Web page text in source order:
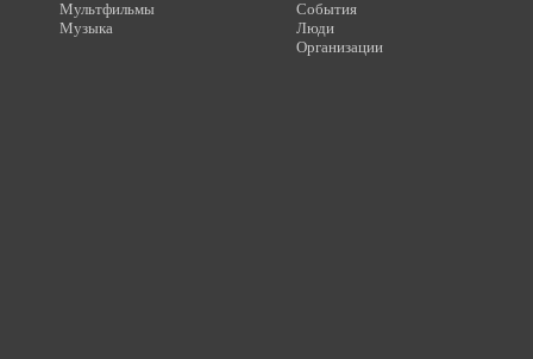
Мультфильмы
Музыка
События
Люди
Организации